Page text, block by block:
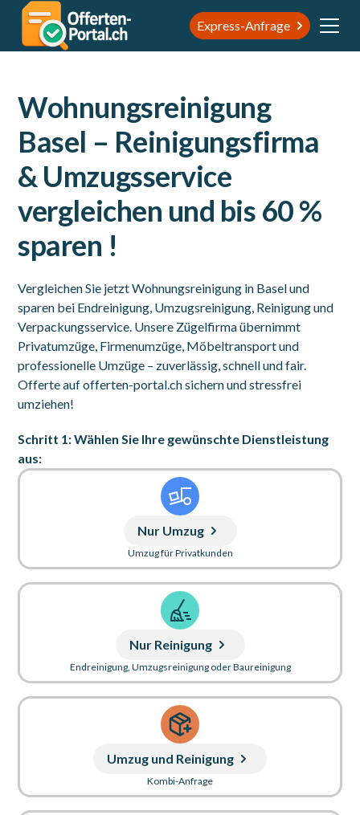
Express-Anfrage
Wohnungsreinigung
Basel – Reinigungsfirma
& Umzugsservice
vergleichen und bis 60 %
sparen !
Vergleichen Sie jetzt Wohnungsreinigung in Basel und
sparen bei Endreinigung, Umzugsreinigung, Reinigung und
Verpackungsservice. Unsere Zügelfirma übernimmt
Privatumzüge, Firmenumzüge, Möbeltransport und
professionelle Umzüge – zuverlässig, schnell und fair.
Offerte auf offerten-portal.ch sichern und stressfrei
umziehen!
Schritt 1: Wählen Sie Ihre gewünschte Dienstleistung
aus:
Nur Umzug
Umzug für Privatkunden
Nur Reinigung
Endreinigung, Umzugsreinigung oder Baureinigung
Umzug und Reinigung
Kombi-Anfrage